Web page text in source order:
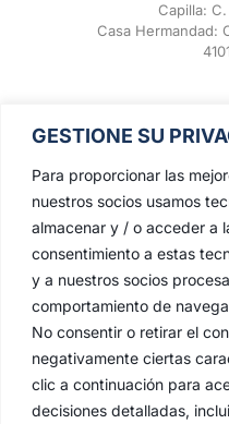
GESTIONE SU
Para proporcionar las
nuestros socios usamos
almacenar y / o acceder a
consentimiento a estas
y a nuestros socios
comportamiento de
No consentir o retirar el
negativamente ciertas
clic a continuación para
decisiones detalladas,
Capilla:
Casa Hermandad: